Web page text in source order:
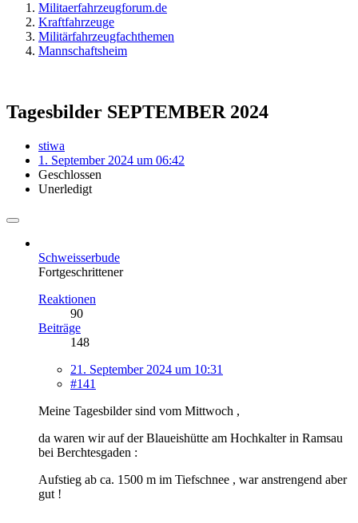
Militaerfahrzeugforum.de
Kraftfahrzeuge
Militärfahrzeugfachthemen
Mannschaftsheim
Tagesbilder SEPTEMBER 2024
stiwa
1. September 2024 um 06:42
Geschlossen
Unerledigt
Schweisserbude
Fortgeschrittener
Reaktionen
90
Beiträge
148
21. September 2024 um 10:31
#141
Meine Tagesbilder sind vom Mittwoch ,
da waren wir auf der Blaueishütte am Hochkalter in Ramsau
bei Berchtesgaden :
Aufstieg ab ca. 1500 m im Tiefschnee , war anstrengend aber
gut !